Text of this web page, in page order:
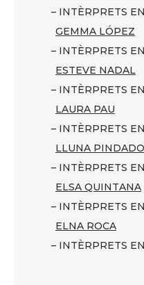
– INTÈRPRETS
GEMMA LÓPEZ
– INTÈRPRETS
ESTEVE NADAL
– INTÈRPRETS
LAURA PAU
– INTÈRPRETS
LLUNA PINDADO
– INTÈRPRETS
ELSA QUINTANA
– INTÈRPRETS
ELNA ROCA
– INTÈRPRETS